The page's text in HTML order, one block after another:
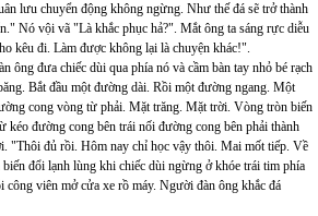
lưu chuyển động không ngừng. Như thế đá sẽ trở thành
Nó vội vã "Là khắc phục hả?". Mắt ông ta sáng rực diễu
kêu đi. Làm được không lại là chuyện khác!".
ông đưa chiếc dùi qua phía nó và cầm bàn tay nhỏ bé rạch
Bắt đầu một đường dài. Rồi một đường ngang. Một
cong vòng từ phải. Mặt trăng. Mặt trời. Vòng tròn biến
kéo đường cong bên trái nối đường cong bên phải thành
"Thôi đủ rồi. Hôm nay chỉ học vậy thôi. Mai mốt tiếp. Về
đổi lạnh lùng khi chiếc dùi ngừng ở khóe trái tim phía
công viên mở cửa xe rồ máy. Người đàn ông khắc đá